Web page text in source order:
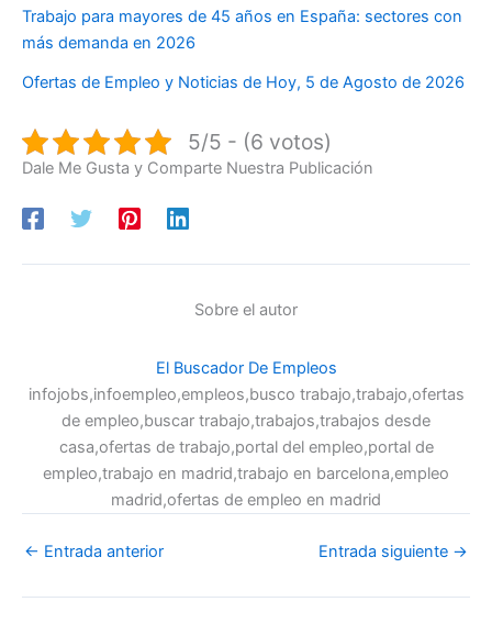
Trabajo para mayores de 45 años en España: sectores con
más demanda en 2026
Ofertas de Empleo y Noticias de Hoy, 5 de Agosto de 2026
5/5 - (6 votos)
Dale Me Gusta y Comparte Nuestra Publicación
Sobre el autor
El Buscador De Empleos
infojobs,infoempleo,empleos,busco trabajo,trabajo,ofertas
de empleo,buscar trabajo,trabajos,trabajos desde
casa,ofertas de trabajo,portal del empleo,portal de
empleo,trabajo en madrid,trabajo en barcelona,empleo
madrid,ofertas de empleo en madrid
← Entrada anterior Entrada siguiente →